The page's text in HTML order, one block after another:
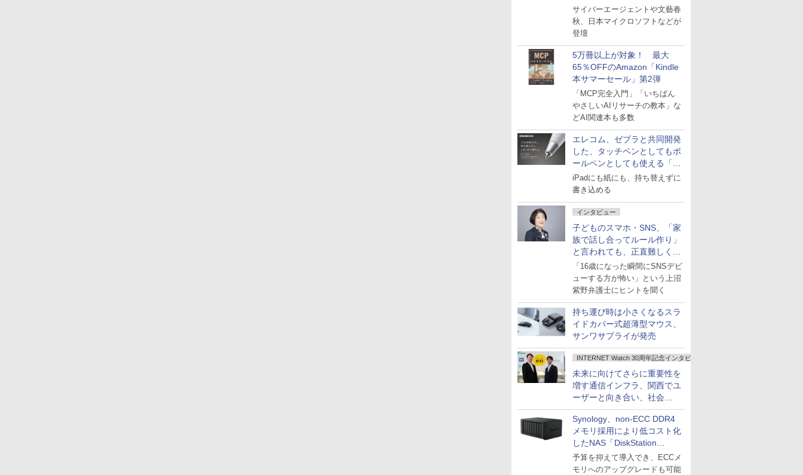
27日にオンライン開催
サイバーエージェントや文藝春
秋、日本マイクロソフトなどが
登壇
5万冊以上が対象！ 最大
65％OFFのAmazon「Kindle
本サマーセール」第2弾
「MCP完全入門」「いちばん
やさしいAIリサーチの教本」な
どAI関連本も多数
エレコム、ゼブラと共同開発
した、タッチペンとしてもボ
ールペンとしても使える「ス
タイラスツーウェイ」発売
iPadにも紙にも、持ち替えずに
書き込める
インタビュー
子どものスマホ・SNS、「家
族で話し合ってルール作り」
と言われても、正直難しくな
いですか？
「16歳になった瞬間にSNSデビ
ューする方が怖い」という上沼
紫野弁護士にヒントを聞く
持ち運び時は小さくなるスラ
イドカバー式超薄型マウス、
サンワサプライが発売
INTERNET Watch 30周年記念インタビュー
未来に向けてさらに重要性を
増す通信インフラ、関西でユ
ーザーと向き合い、社会
の“あたらしい”を起動し続け
る～オプテージ
Synology、non-ECC DDR4
メモリ採用により低コスト化
したNAS「DiskStation
neo+」シリーズ
予算を抑えて導入でき、ECCメ
モリへのアップグレードも可能